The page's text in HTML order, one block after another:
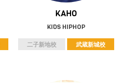
KAHO
KIDS HIPHOP
二子新地校 武蔵新城校